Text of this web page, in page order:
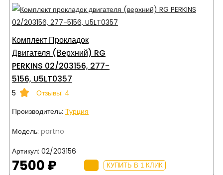
Комплект Прокладок
Двигателя (верхний) RG
PERKINS 02/203156, 277-
5156, U5LT0357
5
Отзывы: 4
Производитель: Турция
Модель: partno
Артикул: 02/203156
7500 ₽ КУПИТЬ В 1 КЛИК